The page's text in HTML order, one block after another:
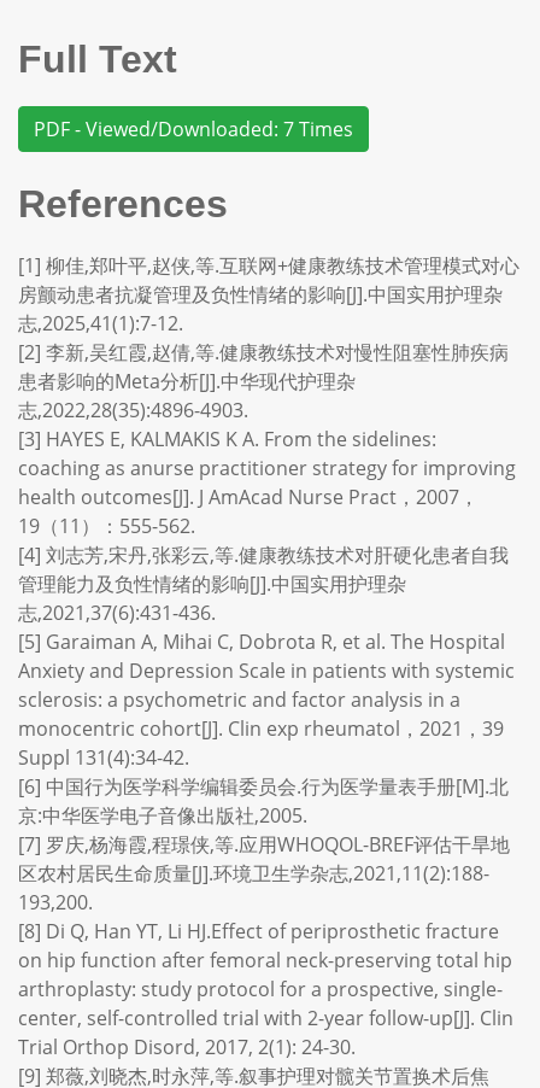
Full Text
PDF - Viewed/Downloaded: 7 Times
References
[1] 柳佳,郑叶平,赵侠,等.互联网+健康教练技术管理模式对心
房颤动患者抗凝管理及负性情绪的影响[J].中国实用护理杂
志,2025,41(1):7-12.
[2] 李新,吴红霞,赵倩,等.健康教练技术对慢性阻塞性肺疾病
患者影响的Meta分析[J].中华现代护理杂
志,2022,28(35):4896-4903.
[3] HAYES E, KALMAKIS K A. From the sidelines:
coaching as anurse practitioner strategy for improving
health outcomes[J]. J AmAcad Nurse Pract，2007，
19（11）：555-562.
[4] 刘志芳,宋丹,张彩云,等.健康教练技术对肝硬化患者自我
管理能力及负性情绪的影响[J].中国实用护理杂
志,2021,37(6):431-436.
[5] Garaiman A, Mihai C, Dobrota R, et al. The Hospital
Anxiety and Depression Scale in patients with systemic
sclerosis: a psychometric and factor analysis in a
monocentric cohort[J]. Clin exp rheumatol，2021，39
Suppl 131(4):34-42.
[6] 中国行为医学科学编辑委员会.行为医学量表手册[M].北
京:中华医学电子音像出版社,2005.
[7] 罗庆,杨海霞,程璟侠,等.应用WHOQOL-BREF评估干旱地
区农村居民生命质量[J].环境卫生学杂志,2021,11(2):188-
193,200.
[8] Di Q, Han YT, Li HJ.Effect of periprosthetic fracture
on hip function after femoral neck-preserving total hip
arthroplasty: study protocol for a prospective, single-
center, self-controlled trial with 2-year follow-up[J]. Clin
Trial Orthop Disord, 2017, 2(1): 24-30.
[9] 郑薇,刘晓杰,时永萍,等.叙事护理对髋关节置换术后焦